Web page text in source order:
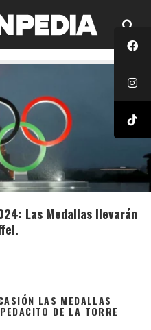
Las Medallas llevarán
LAS MEDALLAS
DE LA TORRE